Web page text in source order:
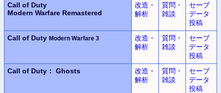
Call of Duty
Modern Warfare Remastered
改造・
解析
質問・
雑談
セーブ
データ
投稿
Call of Duty Modern Warfare 3
改造・
解析
質問・
雑談
セーブ
データ
投稿
Call of Duty： Ghosts
改造・
解析
質問・
雑談
セーブ
データ
投稿